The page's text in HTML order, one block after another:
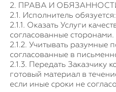
2. ПРАВА И
2.1. Исполнитель обязуется:
2.1.1. Оказать Услуги
согласованные сторонами.
2.1.2. Учитывать разумные
согласованные в
2.1.3. Передать Заказчику
готовый материал в
если иные сроки не